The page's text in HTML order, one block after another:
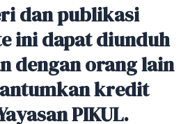
dan publikasi
ini dapat diunduh
dengan orang lain
kredit
PIKUL.